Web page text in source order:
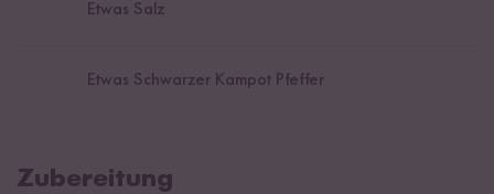
Etwas Salz
Etwas Schwarzer Kampot Pfeffer
Zubereitung